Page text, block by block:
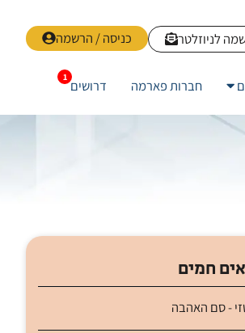
כניסה / הרשמה לניוזלטר
חברות פארמה דרושים
חמים
- סם האהבה